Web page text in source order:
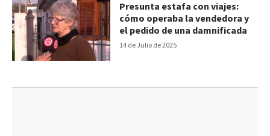
14 de Julio de 2025
Presunta estafa con viajes:
cómo operaba la vendedora y
el pedido de una damnificada